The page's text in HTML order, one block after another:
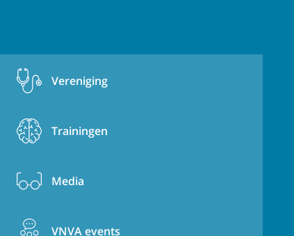
Vereniging
Trainingen
Media
VNVA events